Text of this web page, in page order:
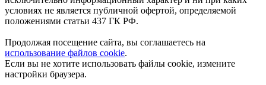
условиях не является публичной офертой, определяемой
положениями статьи 437 ГК РФ.
Продолжая посещение сайта, вы соглашаетесь на
использование файлов cookie.
Если вы не хотите использовать файлы cookie, измените
настройки браузера.